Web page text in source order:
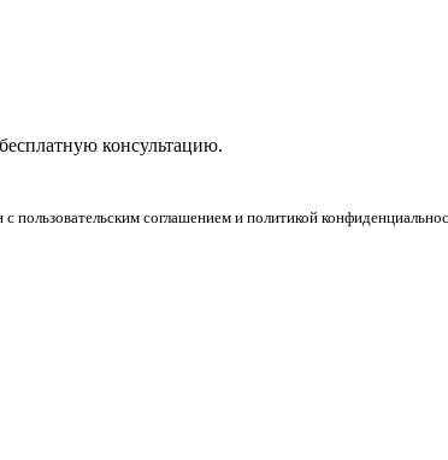
консультацию.
пользовательским соглашением и политикой